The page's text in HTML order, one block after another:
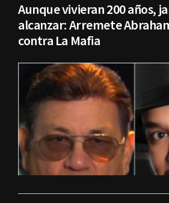
Aunque vivieran 200 años,
alcanzar: Arremete
contra La Mafia